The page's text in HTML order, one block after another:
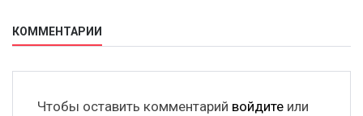
КОММЕНТАРИИ
Чтобы оставить комментарий войдите или